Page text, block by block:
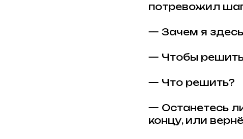
потревожил
— Зачем я
— Чтобы
— Что решить?
— Останетесь
концу, или